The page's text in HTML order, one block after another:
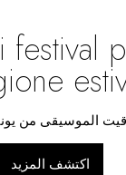
festival
اكتشف المزيد